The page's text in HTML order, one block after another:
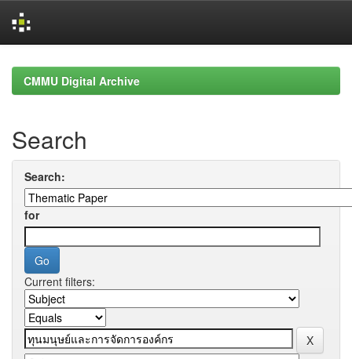
navigationCMMU Digital Archive
Search
Search:
for
Current filters: